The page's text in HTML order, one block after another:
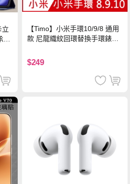
立
諾
【Timo】小米手環10/9/8 通用
款 尼龍織紋回環替換手環錶帶-
$249